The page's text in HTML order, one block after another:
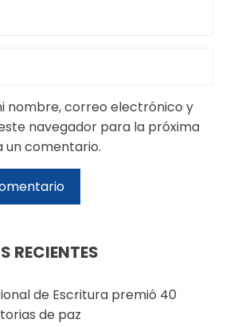
nombre, correo electrónico y
navegador para la próxima
un comentario.
RECIENTES
de Escritura premió 40
de paz